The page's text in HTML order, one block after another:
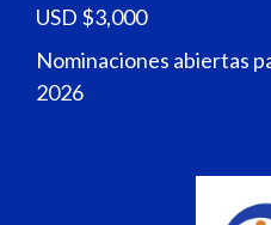
USD $3,000
Nominaciones abiertas
2026